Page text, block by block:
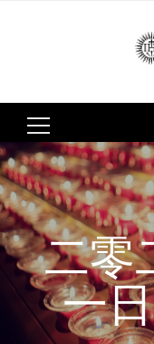
Search
for:
二零
一